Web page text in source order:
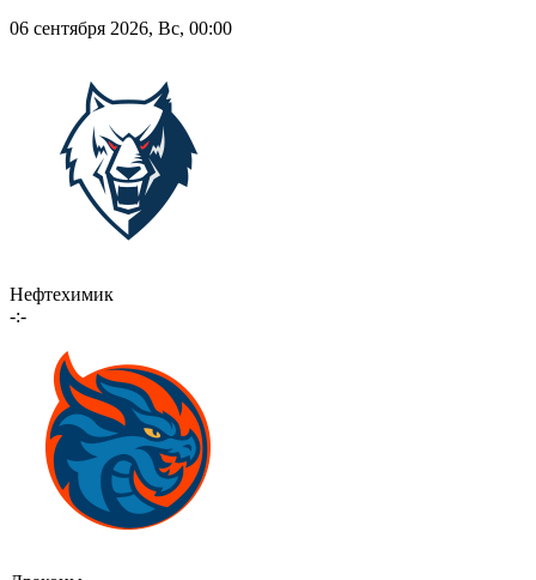
06 сентября 2026, Вс, 00:00
Нефтехимик
-:-